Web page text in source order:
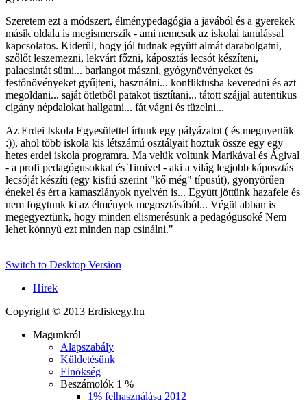
Szeretem ezt a módszert, élménypedagógia a javából és a gyerekek
másik oldala is megismerszik - ami nemcsak az iskolai tanulással
kapcsolatos. Kiderül, hogy jól tudnak együtt almát darabolgatni,
szőlőt leszemezni, lekvárt főzni, káposztás lecsót készíteni,
palacsintát sütni... barlangot mászni, gyógynövényeket és
festőnövényeket gyűjteni, használni... konfliktusba keveredni és azt
megoldani... saját ötletből patakot tisztítani... tátott szájjal autentikus
cigány népdalokat hallgatni... fát vágni és tüzelni...
Az Erdei Iskola Egyesülettel írtunk egy pályázatot ( és megnyertük
:)), ahol több iskola kis létszámú osztályait hoztuk össze egy egy
hetes erdei iskola programra. Ma velük voltunk Marikával és Ágival
- a profi pedagógusokkal és Timivel - aki a világ legjobb káposztás
lecsóját készíti (egy kisfiú szerint "kő még" típusút), gyönyörűen
énekel és ért a kamaszlányok nyelvén is... Együtt jöttünk hazafele és
nem fogytunk ki az élmények megosztásából... Végül abban is
megegyeztünk, hogy minden elismerésünk a pedagógusoké Nem
lehet könnyű ezt minden nap csinálni."
Switch to Desktop Version
Hírek
Copyright © 2013 Erdiskegy.hu
Magunkról
Alapszabály
Küldetésünk
Elnökség
Beszámolók 1 %
1% felhasználása 2012